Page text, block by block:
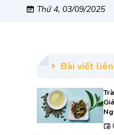
Thứ 4, 03/09/2025
Bài viết